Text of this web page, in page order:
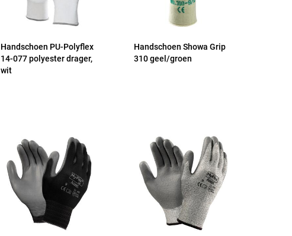
Handschoen PU-Polyflex
14-077 polyester drager,
wit
Handschoen Showa Grip
310 geel/groen